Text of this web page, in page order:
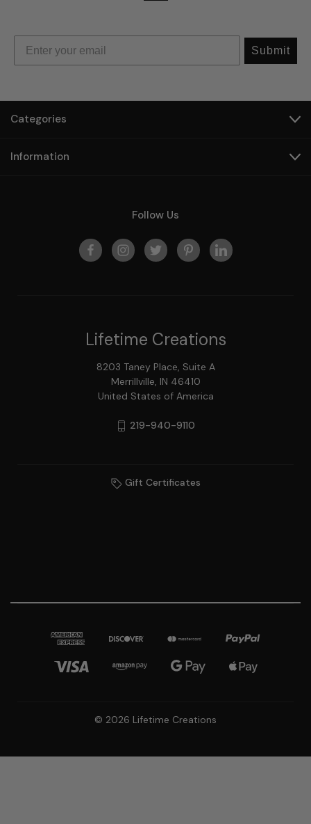
Submit
Categories
Information
Follow Us
Lifetime Creations
8203 Taney Place, Suite A
Merrillville, IN 46410
United States of America
219-940-9110
Gift Certificates
© 2026 Lifetime Creations